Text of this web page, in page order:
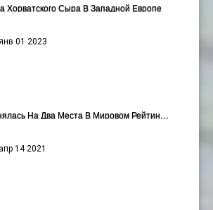
Хорватского Сыра В Западной Европе
01 2023
Хорватия Поднялась На Два Места В Мировом Рейтинге…
14 2021